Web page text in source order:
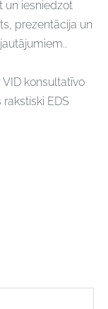
un iesniedzot
prezentācija un
konsultatīvo
EDS